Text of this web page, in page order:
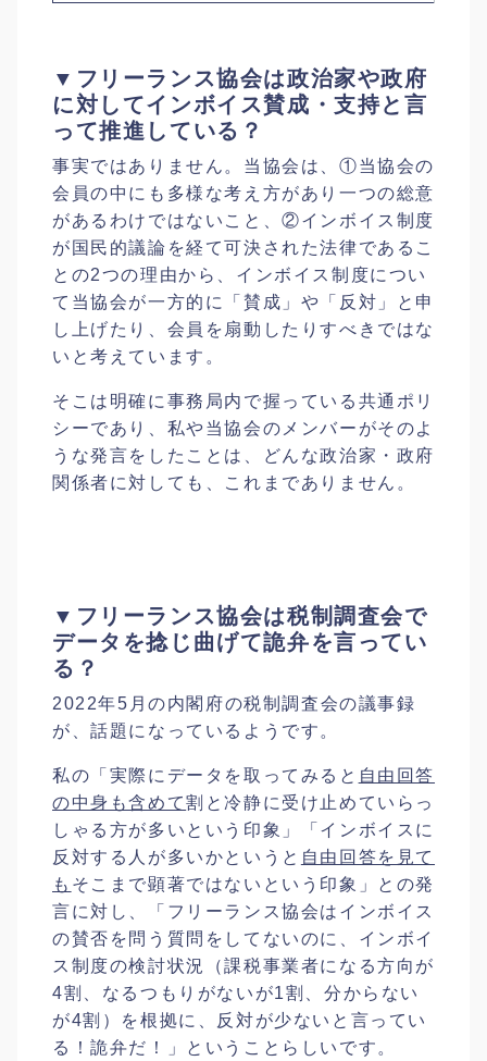
▼フリーランス協会は政治家や政府
に対してインボイス賛成・支持と言
って推進している？
事実ではありません。当協会は、①当協会の
会員の中にも多様な考え方があり一つの総意
があるわけではないこと、②インボイス制度
が国民的議論を経て可決された法律であるこ
との2つの理由から、インボイス制度につい
て当協会が一方的に「賛成」や「反対」と申
し上げたり、会員を扇動したりすべきではな
いと考えています。
そこは明確に事務局内で握っている共通ポリ
シーであり、私や当協会のメンバーがそのよ
うな発言をしたことは、どんな政治家・政府
関係者に対しても、これまでありません。
▼フリーランス協会は税制調査会で
データを捻じ曲げて詭弁を言ってい
る？
2022年5月の内閣府の税制調査会の議事録
が、話題になっているようです。
私の「実際にデータを取ってみると 自由回答
の中身も含めて割と冷静に受け止めていらっ
しゃる方が多いという印象」「インボイスに
反対する人が多いかというと 自由回答を見て
も そこまで顕著ではないという印象」との発
言に対し、「フリーランス協会はインボイス
の賛否を問う質問をしてないのに、インボイ
ス制度の検討状況（課税事業者になる方向が
4割、なるつもりがないが1割、分からない
が4割）を根拠に、反対が少ないと言ってい
る！詭弁だ！」ということらしいです。